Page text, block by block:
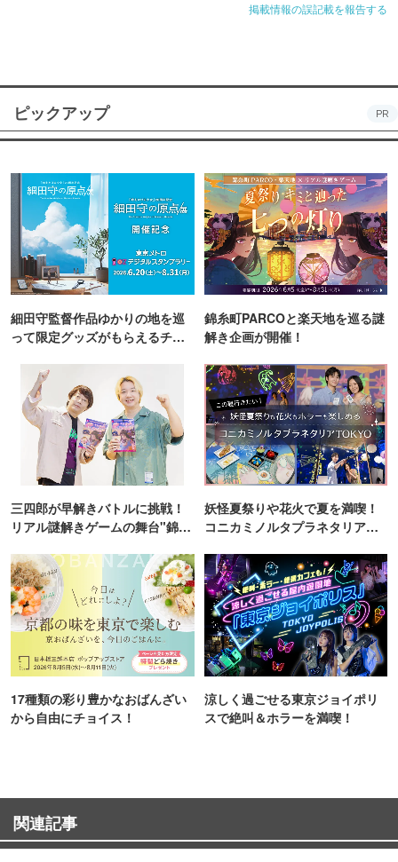
掲載情報の誤記載を報告する
ピックアップ PR
細田守監督作品ゆかりの地を巡
って限定グッズがもらえるチャ
錦糸町PARCOと楽天地を巡る謎
解き企画が開催！
三四郎が早解きバトルに挑戦！
リアル謎解きゲームの舞台"錦糸
妖怪夏祭りや花火で夏を満喫！
コニカミノルタプラネタリア
17種類の彩り豊かなおばんざい
から自由にチョイス！
涼しく過ごせる東京ジョイポリ
スで絶叫＆ホラーを満喫！
関連記事